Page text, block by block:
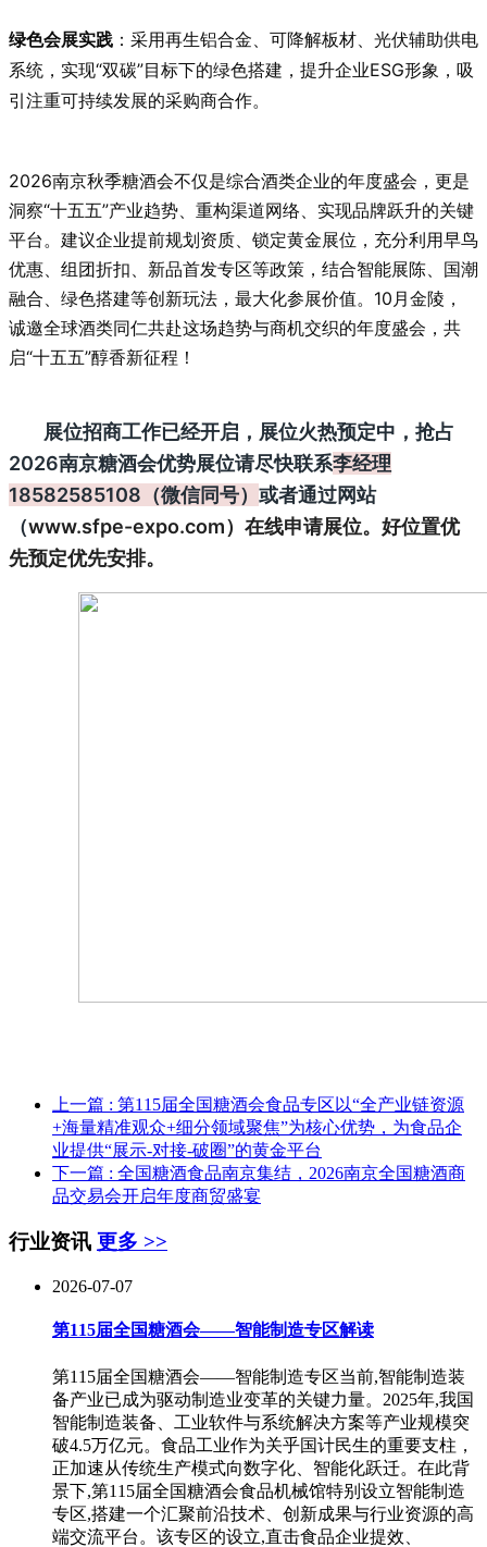
绿色会展实践 ：采用再生铝合金、可降解板材、光伏辅助供电
系统，实现“双碳”目标下的绿色搭建，提升企业ESG形象，吸
引注重可持续发展的采购商合作。
2026南京秋季糖酒会不仅是综合酒类企业的年度盛会，更是
洞察“十五五”产业趋势、重构渠道网络、实现品牌跃升的关键
平台。建议企业提前规划资质、锁定黄金展位，充分利用早鸟
优惠、组团折扣、新品首发专区等政策，结合智能展陈、国潮
融合、绿色搭建等创新玩法，最大化参展价值。10月金陵，
诚邀全球酒类同仁共赴这场趋势与商机交织的年度盛会，共
启“十五五”醇香新征程！
展位招商工作已经开启，展位火热预定中，抢占
2026南京糖酒会优势展位请尽快联系李经理
18582585108 （微信同号） 或者通过网站
（www.sfpe-expo.com）在线申请展位。好位置优
先预定优先安排。
上一篇 : 第115届全国糖酒会食品专区以“全产业链资源
+海量精准观众+细分领域聚焦”为核心优势，为食品企
业提供“展示-对接-破圈”的黄金平台
下一篇 : 全国糖酒食品南京集结，2026南京全国糖酒商
品交易会开启年度商贸盛宴
行业资讯 更多 >>
2026-07-07
第115届全国糖酒会——智能制造专区解读
第115届全国糖酒会——智能制造专区当前,智能制造装
备产业已成为驱动制造业变革的关键力量。2025年,我国
智能制造装备、工业软件与系统解决方案等产业规模突
破4.5万亿元。食品工业作为关乎国计民生的重要支柱，
正加速从传统生产模式向数字化、智能化跃迁。在此背
景下,第115届全国糖酒会食品机械馆特别设立智能制造
专区,搭建一个汇聚前沿技术、创新成果与行业资源的高
端交流平台。该专区的设立,直击食品企业提效、